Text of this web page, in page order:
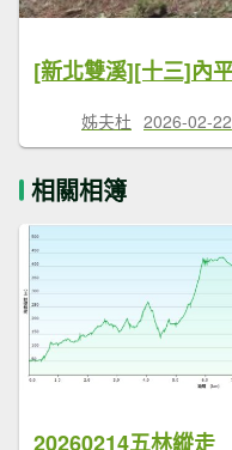
姊夫杜 2026-02-22
相關相簿
20260214五林縱走